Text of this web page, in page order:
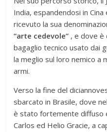
India, espandendosi in
ricevuto la sua
“arte cedevole” , e dove è
bagaglio tecnico usato dai
la meglio sul loro nemico a
armi.
Verso la fine del
sbarcato in Brasile, dove
è stato fortemente diffuso
Carlos ed Helio Gracie, a